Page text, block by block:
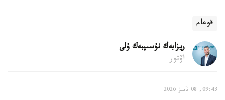
قوعام
ريزابەك نۇسىپبەك ۇلى
اۆتور
09:43, 08 تامىز 2026